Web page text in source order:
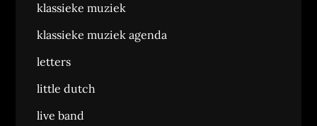
klassieke muziek
klassieke muziek agenda
letters
little dutch
live band